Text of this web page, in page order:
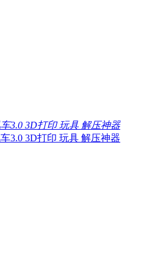
3.0 3D打印 玩具 解压神器
3.0 3D打印 玩具 解压神器